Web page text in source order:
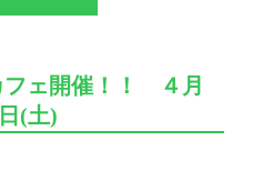
フェ開催！！ ４月
(土)